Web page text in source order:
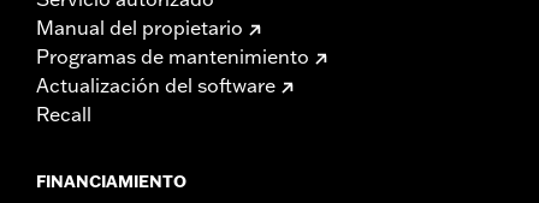
Manual del propietario
Programas de mantenimiento
Actualización del software
Recall
FINANCIAMIENTO